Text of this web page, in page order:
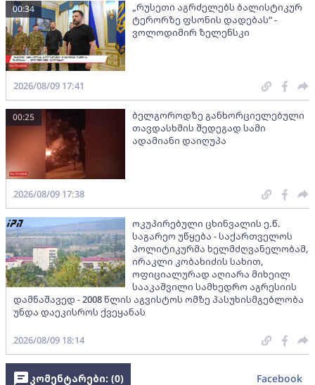
„რუსეთი აგრძელებს ბალისტიკურ
ტერორზე ფსონის დადებას“ -
ვოლოდიმირ ზელენსკი
00:34
2026/08/09 17:41
ბელგოროდზე განხორციელებული
თავდასხმის შედეგად სამი
ადამიანი დაიღუპა
00:25
2026/08/09 17:38
ოკუპირებული ცხინვალის ე.წ.
საგარეო უწყება - საქართველოს
პოლიტიკურმა ხელმძღვანელობამ,
ირაკლი კობახიძის სახით,
ოფიციალურად აღიარა მიხეილ
სააკაშვილი სამხედრო აგრესიის
დამნაშავედ - 2008 წლის აგვისტოს ომზე პასუხისმგებლობა
უნდა დაეკისროს ქვეყანას
2026/08/09 18:14
კომენტარები: (0) Facebook